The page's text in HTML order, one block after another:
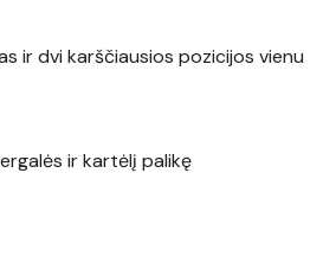
ir dvi karščiausios pozicijos vienu
ir kartėlį palikę